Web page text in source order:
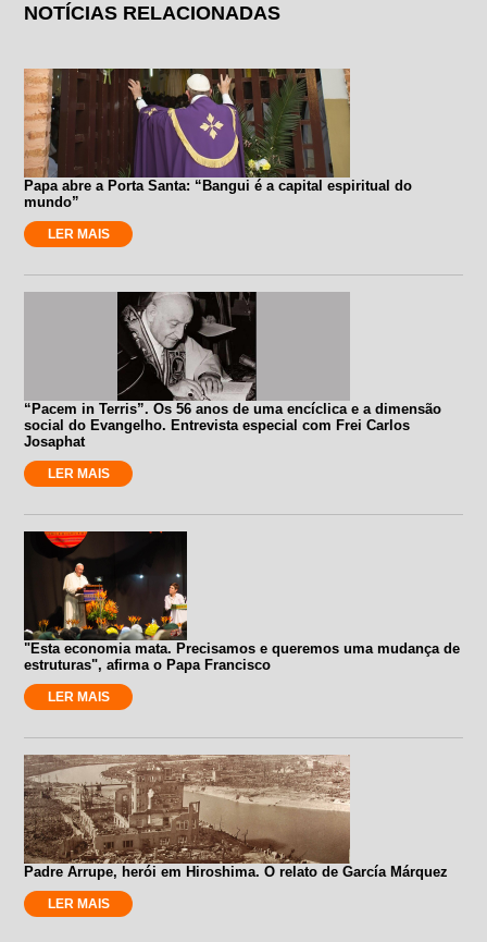
NOTÍCIAS RELACIONADAS
Papa abre a Porta Santa: “Bangui é a capital espiritual do
mundo”
LER MAIS
“Pacem in Terris”. Os 56 anos de uma encíclica e a dimensão
social do Evangelho. Entrevista especial com Frei Carlos
Josaphat
LER MAIS
"Esta economia mata. Precisamos e queremos uma mudança de
estruturas", afirma o Papa Francisco
LER MAIS
Padre Arrupe, herói em Hiroshima. O relato de García Márquez
LER MAIS